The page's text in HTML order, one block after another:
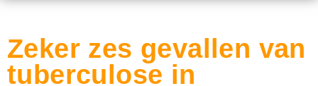
Zeker zes gevallen van
tuberculose in